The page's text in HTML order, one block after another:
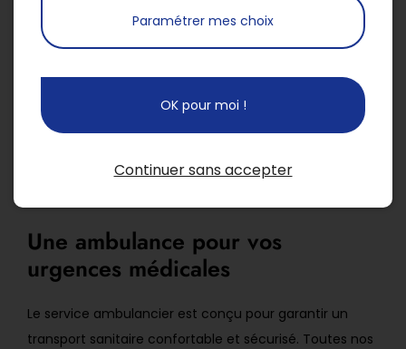
font preuve de réactivité et prennent en
considération votre état de santé avant de vous
préparez à l’avance tous les papiers dont vous aurez
vitale, attestation de mutuelle et convocation de
Une ambulance pour vos
urgences médicales
Le service ambulancier est conçu pour garantir un
transport sanitaire confortable et sécurisé. Toutes nos
Paramétrer mes choix
OK pour moi !
Continuer sans accepter